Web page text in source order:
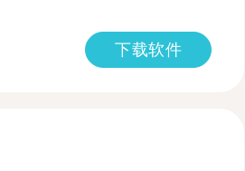
下载软件